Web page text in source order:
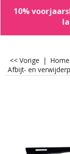
10%
<< Vorige | Home
Afbijt- en